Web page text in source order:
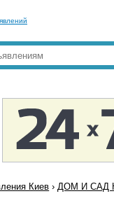
Киев ›ДОМ И САД